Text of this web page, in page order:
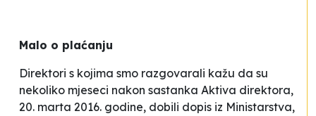
Malo o plaćanju
Direktori s kojima smo razgovarali kažu da su
nekoliko mjeseci nakon sastanka Aktiva direktora,
20. marta 2016. godine, dobili dopis iz Ministarstva,